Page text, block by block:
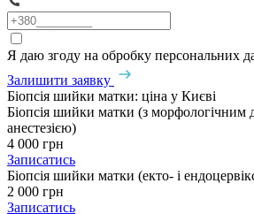
Я даю згоду на обробку персональних
Залишити заявку
Біопсія шийки матки: ціна у Києві
Біопсія шийки матки (з морфологічним
анестезією)
4 000 грн
Записатись
Біопсія шийки матки (екто- і
2 000 грн
Записатись